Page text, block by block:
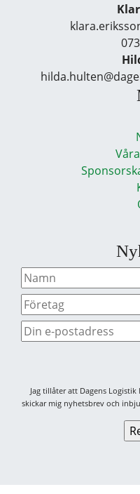
Jag tillåter att Dagens
skickar mig nyhetsbrev och